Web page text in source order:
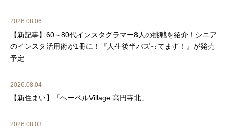
2026.08.06
【新記事】60～80代インスタグラマー8人の挑戦を紹介！シニア
のインスタ活用術が1冊に！『人生後半バズってます！』が発売
予定
2026.08.04
【新住まい】「ヘーベルVillage 高円寺北」
2026.08.03